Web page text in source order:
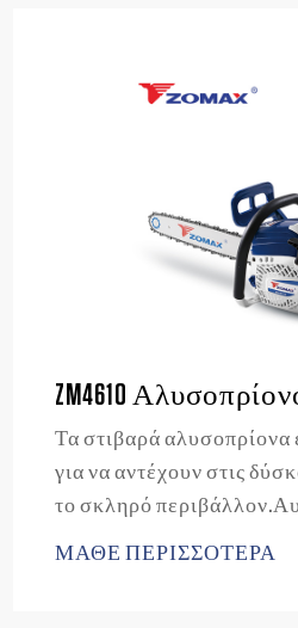
ZM4610
Τα στιβαρά αλυσοπρίονα
για να αντέχουν στις
το σκληρό
ΜΑΘΕ ΠΕΡΙΣΣΟΤΕΡΑ